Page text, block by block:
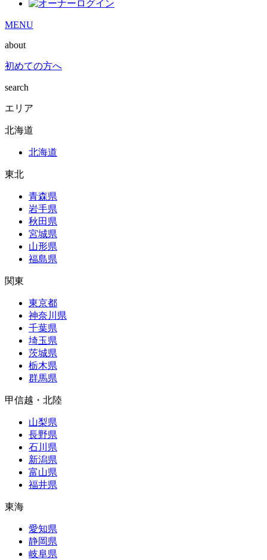
MENU
about
初めての方へ
search
エリア
北海道
北海道
東北
青森県
岩手県
秋田県
宮城県
山形県
福島県
関東
東京都
神奈川県
千葉県
埼玉県
茨城県
栃木県
群馬県
甲信越・北陸
山梨県
長野県
石川県
新潟県
富山県
福井県
東海
愛知県
静岡県
岐阜県